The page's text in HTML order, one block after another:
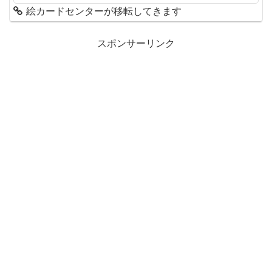
絵カードセンターが移転してきます
スポンサーリンク